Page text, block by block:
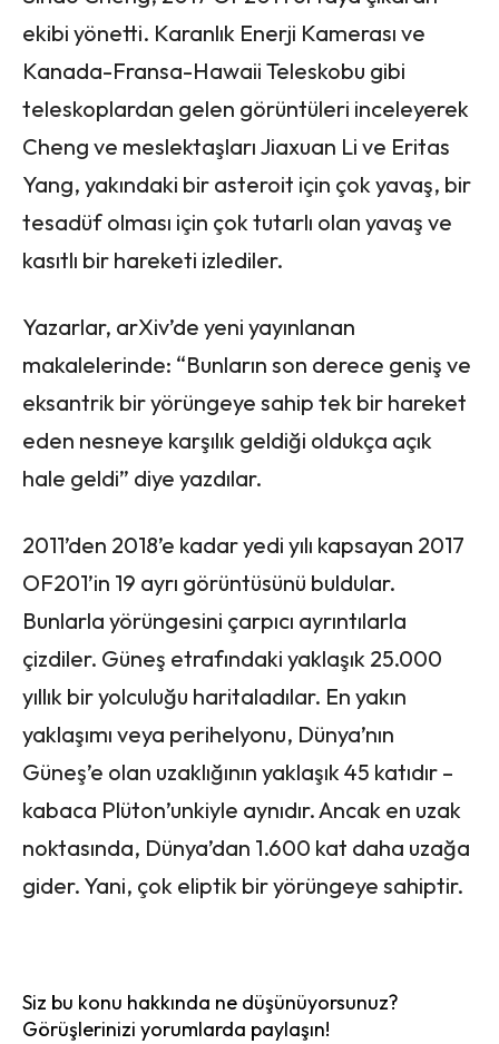
ekibi yönetti. Karanlık Enerji Kamerası ve
Kanada-Fransa-Hawaii Teleskobu gibi
teleskoplardan gelen görüntüleri inceleyerek
Cheng ve meslektaşları Jiaxuan Li ve Eritas
Yang, yakındaki bir asteroit için çok yavaş, bir
tesadüf olması için çok tutarlı olan yavaş ve
kasıtlı bir hareketi izlediler.
Yazarlar, arXiv’de yeni yayınlanan
makalelerinde: “Bunların son derece geniş ve
eksantrik bir yörüngeye sahip tek bir hareket
eden nesneye karşılık geldiği oldukça açık
hale geldi” diye yazdılar.
2011’den 2018’e kadar yedi yılı kapsayan 2017
OF201’in 19 ayrı görüntüsünü buldular.
Bunlarla yörüngesini çarpıcı ayrıntılarla
çizdiler. Güneş etrafındaki yaklaşık 25.000
yıllık bir yolculuğu haritaladılar. En yakın
yaklaşımı veya perihelyonu, Dünya’nın
Güneş’e olan uzaklığının yaklaşık 45 katıdır –
kabaca Plüton’unkiyle aynıdır. Ancak en uzak
noktasında, Dünya’dan 1.600 kat daha uzağa
gider. Yani, çok eliptik bir yörüngeye sahiptir.
Siz bu konu hakkında ne düşünüyorsunuz?
Görüşlerinizi yorumlarda paylaşın!